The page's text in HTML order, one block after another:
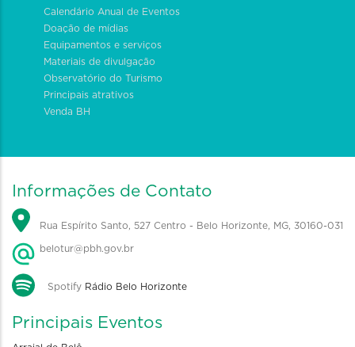
Calendário Anual de Eventos
Doação de mídias
Equipamentos e serviços
Materiais de divulgação
Observatório do Turismo
Principais atrativos
Venda BH
Informações de Contato
Rua Espírito Santo, 527 Centro - Belo Horizonte, MG, 30160-031
belotur@pbh.gov.br
Spotify Rádio Belo Horizonte
Principais Eventos